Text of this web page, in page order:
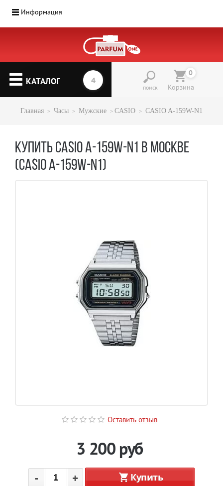
Информация
▼
КАТАЛОГ
поиск
0
Корзина
Главная Часы Мужские CASIO CASIO A-159W-N1
КУПИТЬ CASIO A-159W-N1 В МОСКВЕ
(CASIO A-159W-N1)
Оставить отзыв
3 200 руб
- + Купить